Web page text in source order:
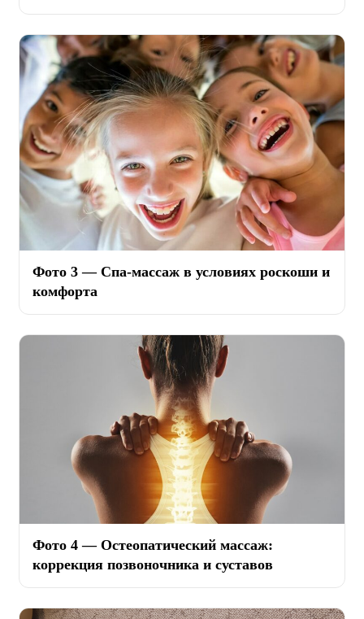
Фото 3 — Спа-массаж в условиях роскоши и
комфорта
Фото 4 — Остеопатический массаж:
коррекция позвоночника и суставов